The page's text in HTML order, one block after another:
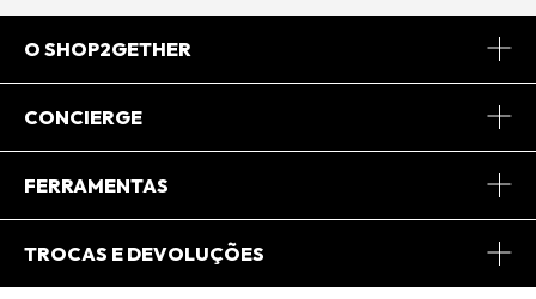
O SHOP2GETHER
Sobre Nós
Journal
CONCIERGE
Central de Relacionamento
FERRAMENTAS
Minha Conta
TROCAS E DEVOLUÇÕES